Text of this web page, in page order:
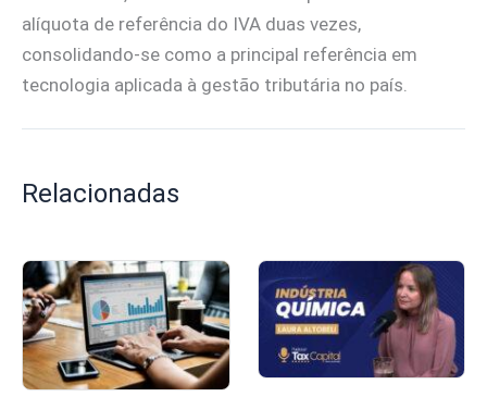
alíquota de referência do IVA duas vezes,
consolidando-se como a principal referência em
tecnologia aplicada à gestão tributária no país.
Relacionadas